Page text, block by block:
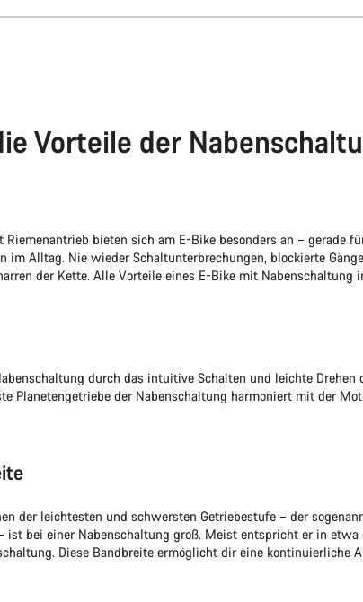
Vorteile der
Riemenantrieb bieten sich am E-Bike besonders an – gerade
im Alltag. Nie wieder Schaltunterbrechungen, blockierte
der Kette. Alle Vorteile eines E-Bike mit Nabenschaltung
durch das intuitive Schalten und leichte Drehen
Planetengetriebe der Nabenschaltung harmoniert mit der
der leichtesten und schwersten Getriebestufe – der
ist bei einer Nabenschaltung groß. Meist entspricht er in etwa
Diese Bandbreite ermöglicht dir eine kontinuierliche